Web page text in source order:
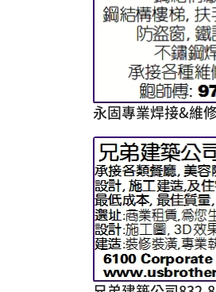
永固專業焊接&維